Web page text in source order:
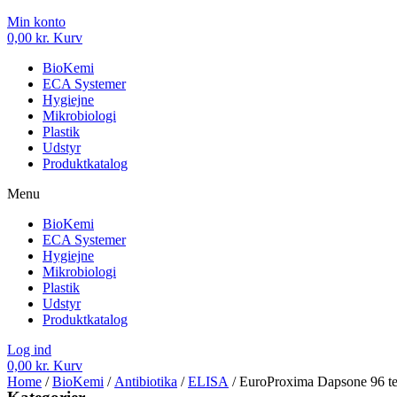
Min konto
0,00 kr. Kurv
BioKemi
ECA Systemer
Hygiejne
Mikrobiologi
Plastik
Udstyr
Produktkatalog
Menu
BioKemi
ECA Systemer
Hygiejne
Mikrobiologi
Plastik
Udstyr
Produktkatalog
Log ind
0,00 kr. Kurv
Home /BioKemi / Antibiotika /ELISA / EuroProxima Dapsone 96